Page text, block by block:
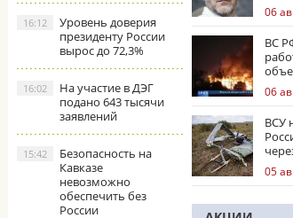
Уровень доверия
президенту России
вырос до 72,3%
16:12
На участие в ДЭГ
подано 643 тысячи
заявлений
16:02
Безопасность на
Кавказе
невозможно
обеспечить без
России
15:42
06
ВС
и
06
ВСУ
05